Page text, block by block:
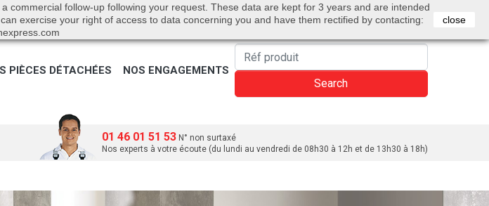
English Bienvenue Sign in 0 Cart
PIÈCES DÉTACHÉES NOS ENGAGEMENTS
Search
01 46 01 51 53 N° non surtaxé
Nos experts à votre écoute (du lundi au vendredi de 08h30 à 12h et de 13h30 à 18h)
follow-up following your request. These data are kept for 3 years and are intended
exercise your right of access to data concerning you and have them rectified by contacting:
close